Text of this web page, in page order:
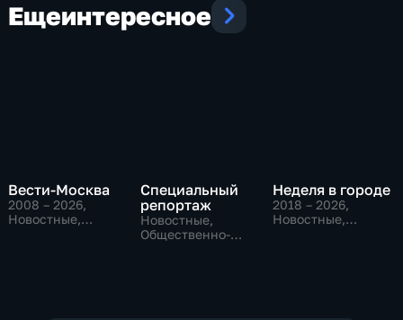
Ещеинтересное
Вести-Москва
2008 – 2026,
Новостные,
Специальный
репортаж
Новостные,
Общественно-
Неделя в городе
2018 – 2026,
Новостные,